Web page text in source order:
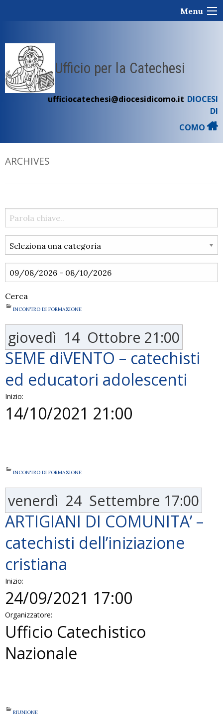
Menu
Ufficio per la Catechesi
ufficiocatechesi@diocesidicomo.it DIOCESI
DI
COMO
ARCHIVES
Cerca
INCONTRO DI FORMAZIONE
giovedì 14 Ottobre 21:00
SEME diVENTO – catechisti
ed educatori adolescenti
Inizio:
14/10/2021 21:00
INCONTRO DI FORMAZIONE
venerdì 24 Settembre 17:00
ARTIGIANI DI COMUNITA’ –
catechisti dell’iniziazione
cristiana
Inizio:
24/09/2021 17:00
Organizzatore:
Ufficio Catechistico
Nazionale
RIUNIONE